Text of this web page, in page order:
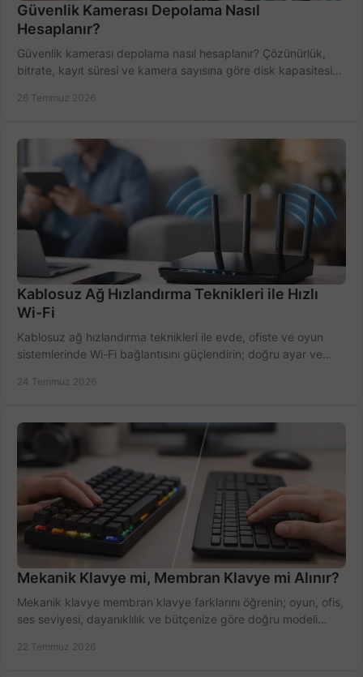
Güvenlik Kamerası Depolama Nasıl
Hesaplanır?
Güvenlik kamerası depolama nasıl hesaplanır? Çözünürlük,
bitrate, kayıt süresi ve kamera sayısına göre disk kapasitesini
26 Temmuz 2026
Kablosuz Ağ Hızlandırma Teknikleri ile Hızlı
Wi-Fi
Kablosuz ağ hızlandırma teknikleri ile evde, ofiste ve oyun
sistemlerinde Wi-Fi bağlantısını güçlendirin; doğru ayar ve
24 Temmuz 2026
Mekanik Klavye mi, Membran Klavye mi Alınır?
Mekanik klavye membran klavye farklarını öğrenin; oyun, ofis,
ses seviyesi, dayanıklılık ve bütçenize göre doğru modeli
22 Temmuz 2026